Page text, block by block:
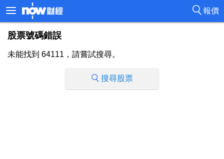
報價
股票號碼錯誤
未能找到 64111，請嘗試搜尋。
搜尋股票